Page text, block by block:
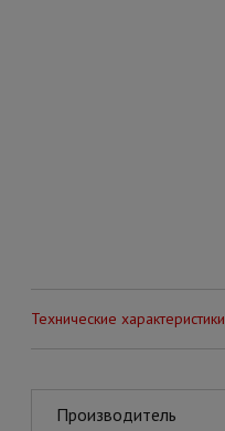
Технические характеристики
Производитель